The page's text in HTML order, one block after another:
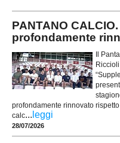
PANTANO
profondamente
Il
profondamente rinnovato
calc... leggi
28/07/2026